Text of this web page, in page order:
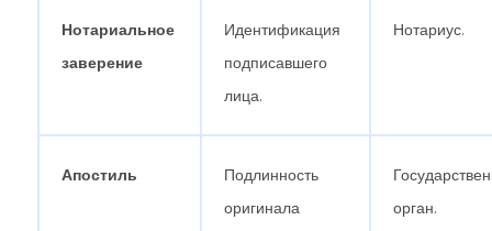
Нотариальное
заверение
Идентификация
подписавшего
лица.
Нотариус.
Апостиль
Подлинность
оригинала
орган.